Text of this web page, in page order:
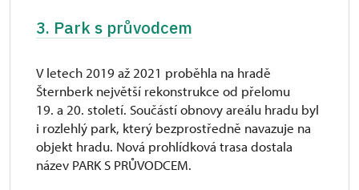
3. Park s průvodcem
V letech 2019 až 2021 proběhla na hradě
Šternberk největší rekonstrukce od přelomu
19. a 20. století. Součástí obnovy areálu hradu byl
i rozlehlý park, který bezprostředně navazuje na
objekt hradu. Nová prohlídková trasa dostala
název PARK S PRŮVODCEM.